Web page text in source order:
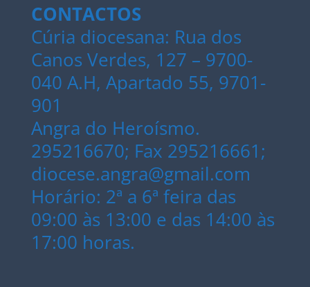
CONTACTOS
Cúria diocesana: Rua dos
Canos Verdes, 127 – 9700-
040 A.H, Apartado 55, 9701-
901
Angra do Heroísmo.
295216670; Fax 295216661;
diocese.angra@gmail.com
Horário: 2ª a 6ª feira das
09:00 às 13:00 e das 14:00 às
17:00 horas.